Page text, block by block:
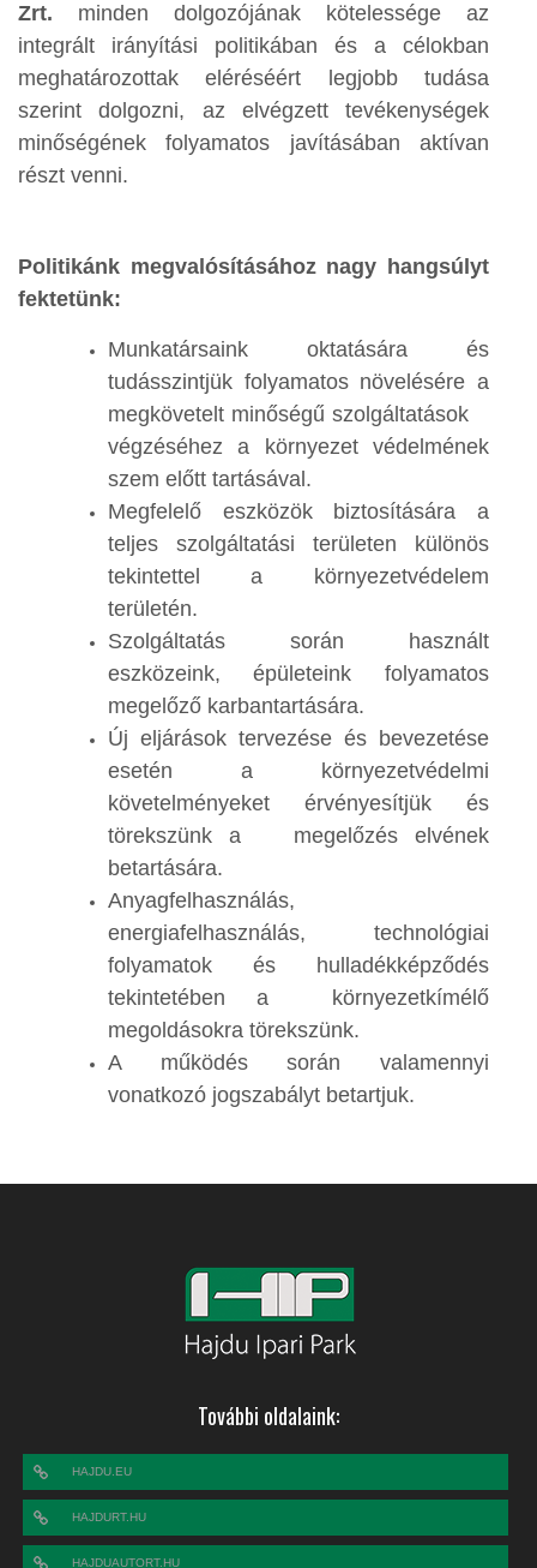
Zrt. minden dolgozójának kötelessége az
integrált irányítási politikában és a célokban
meghatározottak eléréséért legjobb tudása
szerint dolgozni, az elvégzett tevékenységek
minőségének folyamatos javításában aktívan
részt venni.
Politikánk megvalósításához nagy hangsúlyt
fektetünk:
Munkatársaink oktatására és
tudásszintjük folyamatos növelésére a
megkövetelt minőségű szolgáltatások
végzéséhez a környezet védelmének
szem előtt tartásával.
Megfelelő eszközök biztosítására a
teljes szolgáltatási területen különös
tekintettel a környezetvédelem
területén.
Szolgáltatás során használt
eszközeink, épületeink folyamatos
megelőző karbantartására.
Új eljárások tervezése és bevezetése
esetén a környezetvédelmi
követelményeket érvényesítjük és
törekszünk a megelőzés elvének
betartására.
Anyagfelhasználás,
energiafelhasználás, technológiai
folyamatok és hulladékképződés
tekintetében a környezetkímélő
megoldásokra törekszünk.
A működés során valamennyi
vonatkozó jogszabályt betartjuk.
További oldalaink:
HAJDU.EU
HAJDURT.HU
HAJDUAUTORT.HU